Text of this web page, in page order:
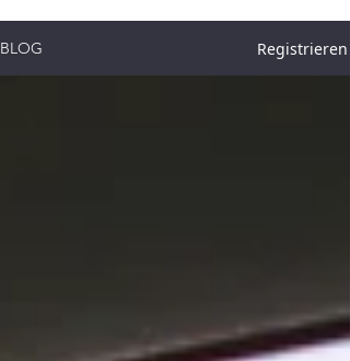
BLOG Registrieren